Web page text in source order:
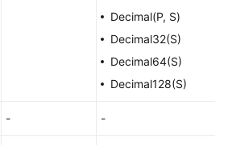
Decimal(P, S)
Decimal32(S)
Decimal64(S)
Decimal128(S)
- -